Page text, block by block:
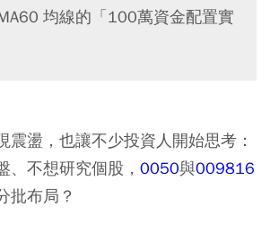
均線的「100萬資金配置實
震盪，也讓不少投資人開始思考：
、不想研究個股， 0050與009816
批布局？